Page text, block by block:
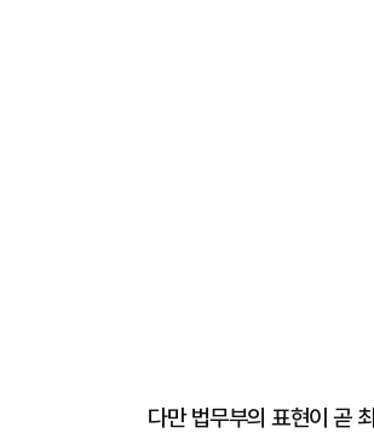
다만 법무부의 표현이 곧